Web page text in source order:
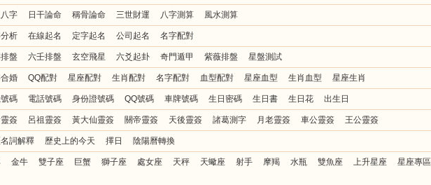
字 日干論命 稱骨論命 三世財運 八字測算 風水測算
析 在線起名 定字起名 公司起名 名字配對
盤 六壬排盤 玄空飛星 六爻起卦 奇門遁甲 紫薇排盤 星盤測試
婚 QQ配對 星座配對 生肖配對 名字配對 血型配對 星座血型 生肖血型 星座生肖
碼 電話號碼 身份證號碼 QQ號碼 車牌號碼 生日密碼 生日書 生日花 出生日
簽 呂祖靈簽 黃大仙靈簽 關帝靈簽 天後靈簽 諸葛測字 月老靈簽 車公靈簽 王公靈簽
詞解釋 歷史上的今天 擇日 陰陽曆轉換
金牛 雙子座 巨蟹 獅子座 處女座 天秤 天蠍座 射手 摩羯 水瓶 雙魚座 上升星座
星座專區